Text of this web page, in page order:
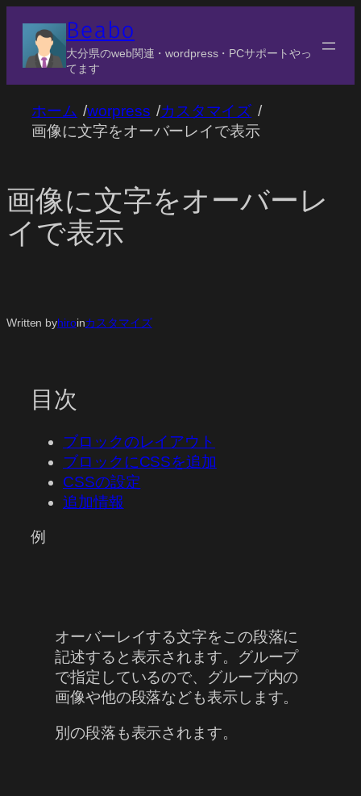
Beabo
大分県のweb関連・wordpress・PCサポートやっ
てます
ホーム /worpress /カスタマイズ /
画像に文字をオーバーレイで表示
画像に文字をオーバーレ
イで表示
Written byhiroinカスタマイズ
目次
ブロックのレイアウト
ブロックにCSSを追加
CSSの設定
追加情報
例
オーバーレイする文字をこの段落に
記述すると表示されます。グループ
で指定しているので、グループ内の
画像や他の段落なども表示します。
別の段落も表示されます。